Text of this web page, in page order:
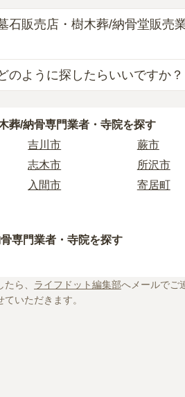
石販売店・樹木葬/納骨堂販売
は、まず供養方法を決めることが大
は「石材店」や「墓石販売店」、
堂販売業者」「寺院」を選びましょ
タイプも多様です。
自分に合っているか迷った時は、
ば、お客様のご希望に合った業者
のように探したらいいですか？
となるため、立地や費用などの条
いないことも多く、実際にご自身
ひ下記の記事をご一読ください。
家料などの費用も必要
注意点や利用までの流れも解説！
押さえておきたい注意点を解説
葬/納骨専門業者・寺院を探す
吉川市 蕨市
志木市 所沢市
入間市 寄居町
和光市
狭山市 久喜市
行田市
専門業者・寺院を探す
ら、 ライフドット編集部へメールでご
いただきます。